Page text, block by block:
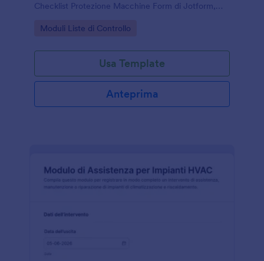
Checklist Protezione Macchine Form di Jotform,
pianificare interventi e azioni correttive.
Go to Category:
Moduli Liste di Controllo
Usa Template
Anteprima